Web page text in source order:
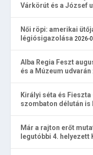
Várkörút és a József
Női röpi: amerikai
légiósigazolása 2026-
Alba Regia Feszt
és a Múzeum udvarán
Királyi séta és
szombaton délután is
Már a rajton erőt
legutóbbi 4.